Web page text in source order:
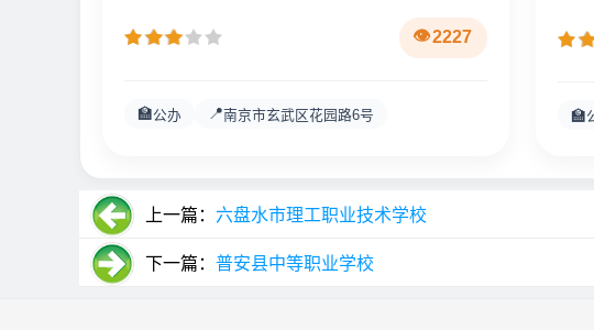
2227
🏫公办 📍南京市玄武区花园路6号 🏫
上一篇： 六盘水市理工职业技术学校
下一篇： 普安县中等职业学校